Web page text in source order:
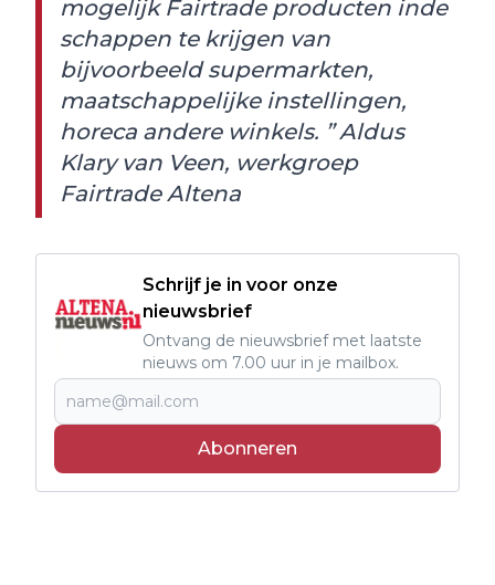
mogelijk Fairtrade producten inde
schappen te krijgen van
bijvoorbeeld supermarkten,
maatschappelijke instellingen,
horeca andere winkels. ” Aldus
Klary van Veen, werkgroep
Fairtrade Altena
Schrijf je in voor onze
nieuwsbrief
Ontvang de nieuwsbrief met laatste
nieuws om 7.00 uur in je mailbox.
Abonneren